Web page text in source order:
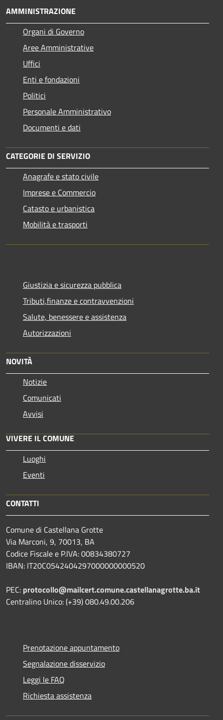
AMMINISTRAZIONE
Organi di Governo
Aree Amministrative
Uffici
Enti e fondazioni
Politici
Personale Amministrativo
Documenti e dati
CATEGORIE DI SERVIZIO
Anagrafe e stato civile
Imprese e Commercio
Catasto e urbanistica
Mobilità e trasporti
Giustizia e sicurezza pubblica
Tributi,finanze e contravvenzioni
Salute, benessere e assistenza
Autorizzazioni
NOVITÀ
Notizie
Comunicati
Avvisi
VIVERE IL COMUNE
Luoghi
Eventi
CONTATTI
Comune di Castellana Grotte
Via Marconi, 9, 70013, BA
Codice Fiscale e P.IVA: 00834380727
IBAN: IT20C0542404297000000000520
PEC: protocollo@mailcert.comune.castellanagrotte.ba.it
Centralino Unico: (+39) 080.49.00.206
Prenotazione appuntamento
Segnalazione disservizio
Leggi le FAQ
Richiesta assistenza